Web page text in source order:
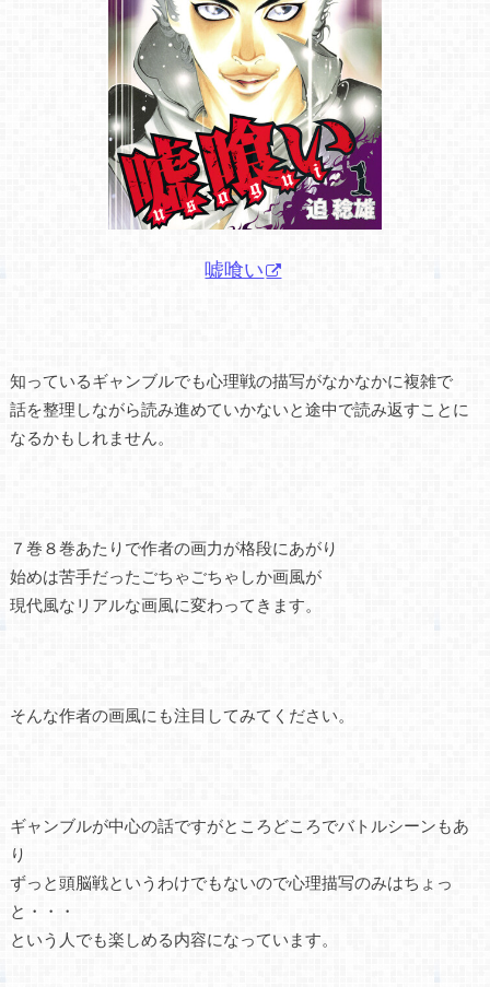
嘘喰い
知っているギャンブルでも心理戦の描写がなかなかに複雑で
話を整理しながら読み進めていかないと途中で読み返すことに
なるかもしれません。
７巻８巻あたりで作者の画力が格段にあがり
始めは苦手だったごちゃごちゃしか画風が
現代風なリアルな画風に変わってきます。
そんな作者の画風にも注目してみてください。
ギャンブルが中心の話ですがところどころでバトルシーンもあ
り
ずっと頭脳戦というわけでもないので心理描写のみはちょっ
と・・・
という人でも楽しめる内容になっています。